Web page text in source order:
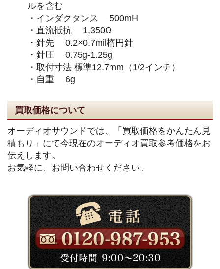
ルを含む
・インダクタンス 500mH
・直流抵抗 1,350Ω
・針先 0.2×0.7mil楕円針
・針圧 0.75g-1.25g
・取付寸法 標準12.7mm（1/2インチ）
・自重 6g
買取価格について
オーディオサウンドでは、「買取価格をかんたん見
積もり」にて今現在のオーディオ買取参考価格をお
伝えします。
お気軽に、お問い合わせください。